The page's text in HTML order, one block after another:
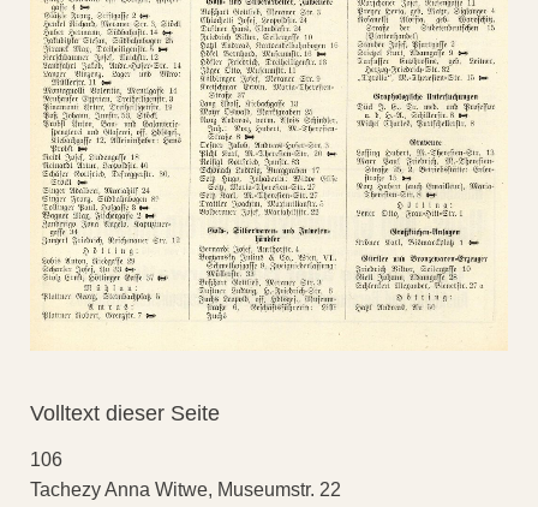
Volltext dieser Seite
106
Tachezy Anna Witwe, Museumstr. 22